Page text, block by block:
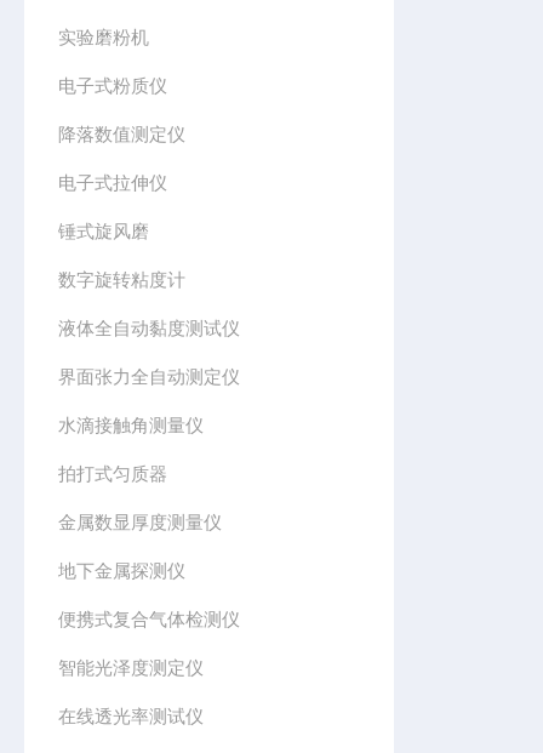
实验磨粉机
电子式粉质仪
降落数值测定仪
电子式拉伸仪
锤式旋风磨
数字旋转粘度计
液体全自动黏度测试仪
界面张力全自动测定仪
水滴接触角测量仪
拍打式匀质器
金属数显厚度测量仪
地下金属探测仪
便携式复合气体检测仪
智能光泽度测定仪
在线透光率测试仪